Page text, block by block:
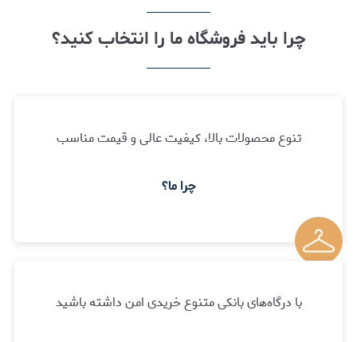
چرا باید فروشگاه ما را انتخاب کنید؟
تنوع محصولات بالا، کیفیت عالی و قیمت مناسب
چرا ما؟
با درگاه‌های بانکی متنوع خریدی امن داشته باشید